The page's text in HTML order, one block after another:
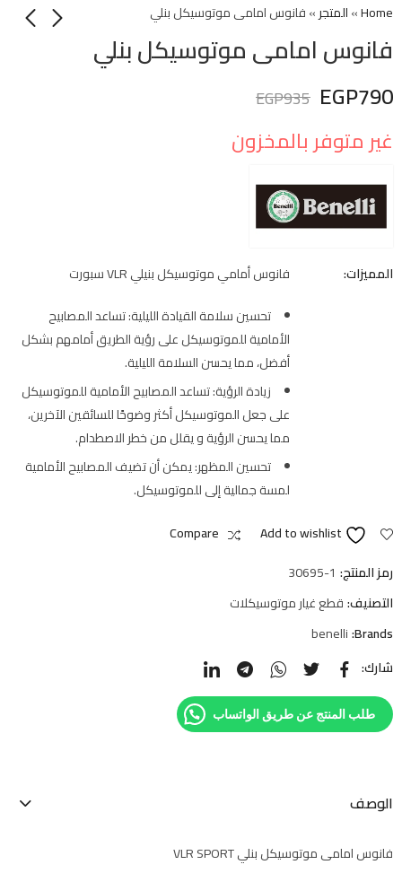
Home
»المتجر»فانوس امامى موتوسيكل بنلي
فانوس امامى موتوسيكل بنلي
EGP790
EGP935
غير متوفر بالمخزون
المميزات:
فانوس أمامي موتوسيكل بنيلي VLR سبورت
تحسين سلامة القيادة الليلية: تساعد المصابيح
الأمامية للموتوسيكل على رؤية الطريق أمامهم بشكل
أفضل، مما يحسن السلامة الليلية.
زيادة الرؤية: تساعد المصابيح الأمامية للموتوسيكل
على جعل الموتوسيكل أكثر وضوحًا للسائقين الآخرين،
مما يحسن الرؤية و يقلل من خطر الاصطدام.
تحسين المظهر: يمكن أن تضيف المصابيح الأمامية
لمسة جمالية إلى للموتوسيكل.
Add to wishlist
Compare
رمز المنتج: 30695-1
التصنيف:قطع غيار موتوسيكلات
Brands:
benelli
شارك:
طلب المنتج عن طريق الواتساب
الوصف
فانوس امامى موتوسيكل بنلي VLR SPORT